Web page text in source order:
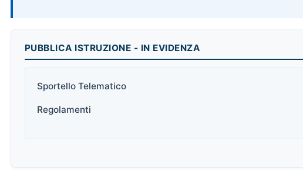
PUBBLICA ISTRUZIONE - IN EVIDENZA
Sportello Telematico
Regolamenti